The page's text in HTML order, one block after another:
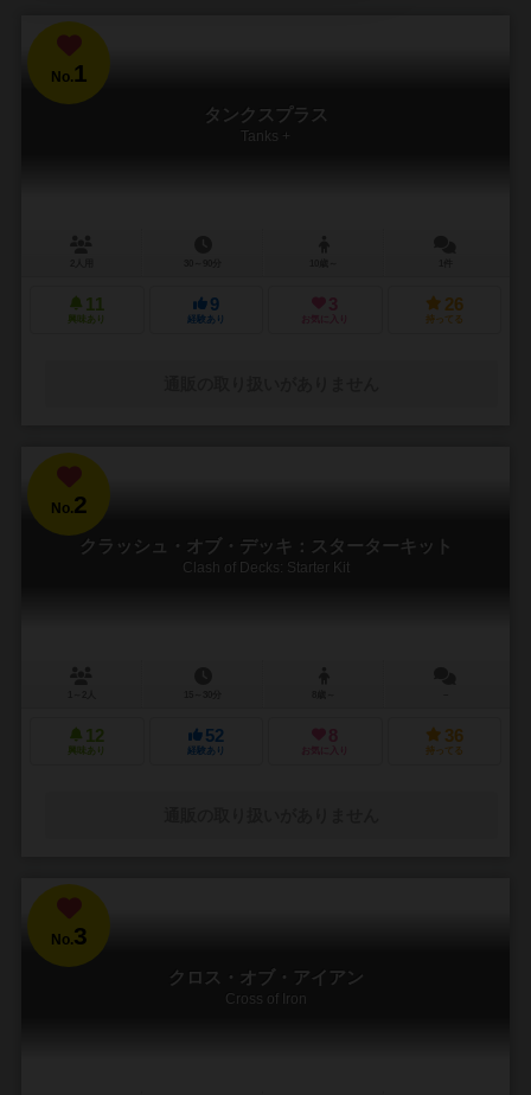
No.1
タンクスプラス
Tanks +
11
興味あり
9
経験あり
3
お気に入り
26
持ってる
No.2
クラッシュ・オブ・デッキ：スターターキット
Clash of Decks: Starter Kit
12
興味あり
52
経験あり
8
お気に入り
36
持ってる
No.3
クロス・オブ・アイアン
Cross of Iron